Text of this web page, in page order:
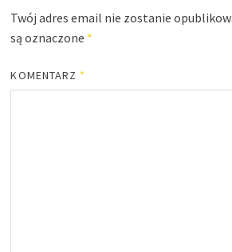
Twój adres email nie zostanie
są oznaczone *
KOMENTARZ *